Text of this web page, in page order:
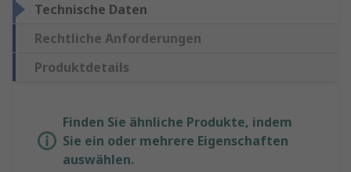
Technische Daten
Rechtliche Anforderungen
Produktdetails
Finden Sie ähnliche Produkte, indem
Sie ein oder mehrere Eigenschaften
auswählen.